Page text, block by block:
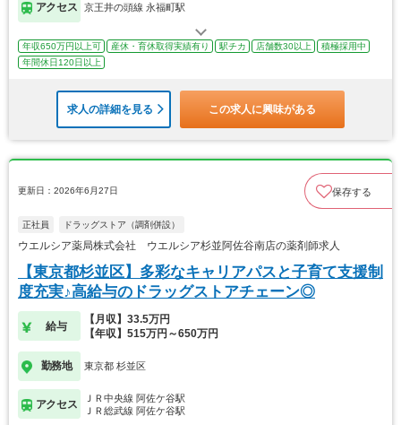
アクセス 京王井の頭線 永福町駅
年収650万円以上可 産休・育休取得実績有り 駅チカ 店舗数30以上
積極採用中
年間休日120日以上
求人の詳細を見る この求人に興味がある
更新日：2026年6月27日 保存する
正社員 ドラッグストア（調剤併設）
ウエルシア薬局株式会社 ウエルシア杉並阿佐谷南店の薬剤師求人
【東京都杉並区】多彩なキャリアパスと子育て支援制
度充実♪高給与のドラッグストアチェーン◎
給与
【月収】33.5万円
【年収】515万円～650万円
勤務地 東京都 杉並区
アクセス
ＪＲ中央線 阿佐ケ谷駅
ＪＲ総武線 阿佐ケ谷駅